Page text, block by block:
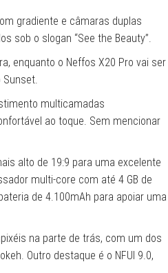
gradiente e câmaras duplas
sob o slogan “See the Beauty”.
enquanto o Neffos X20 Pro vai ser
Sunset.
multicamadas
ao toque. Sem mencionar
alto de 19:9 para uma excelente
multi-core com até 4 GB de
de 4.100mAh para apoiar uma
na parte de trás, com um dos
Outro destaque é o NFUI 9.0,